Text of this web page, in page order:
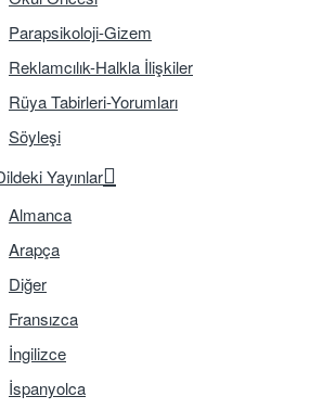
Parapsikoloji-Gizem
Reklamcılık-Halkla İlişkiler
Rüya Tabirleri-Yorumları
Söyleşi
Yayınlar
Almanca
Arapça
Diğer
Fransızca
İngilizce
İspanyolca